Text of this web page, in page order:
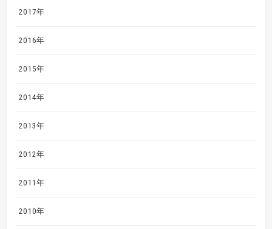
2017年
2016年
2015年
2014年
2013年
2012年
2011年
2010年